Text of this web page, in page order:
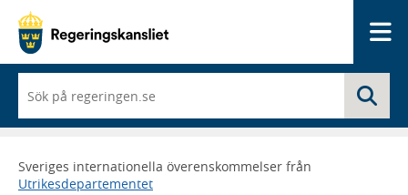
du
börjar
skriva
framträder
en
Sveriges internationella överenskommelser från
Utrikesdepartementet